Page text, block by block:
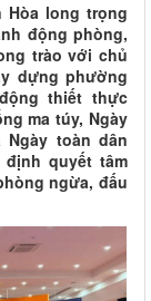
Hòa long trọng
động phòng,
trào với chủ
dựng phường
thiết thực
ma túy, Ngày
toàn dân
quyết tâm
ngừa, đấu